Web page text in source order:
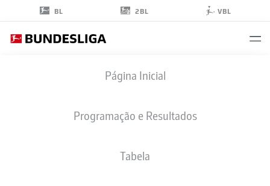
BL 2BL VBL
Página Inicial
Programação e Resultados
Tabela